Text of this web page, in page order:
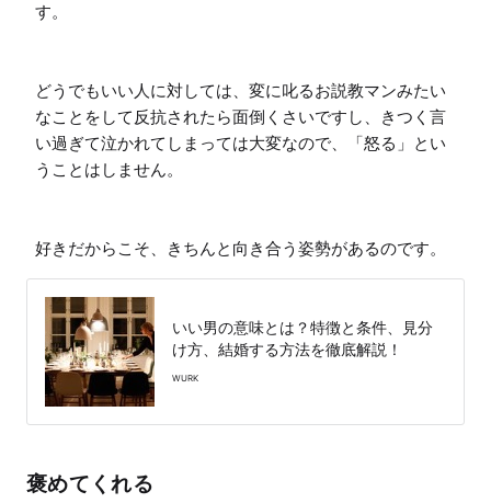
す。
どうでもいい人に対しては、変に叱るお説教マンみたい
なことをして反抗されたら面倒くさいですし、きつく言
い過ぎて泣かれてしまっては大変なので、「怒る」とい
うことはしません。
いい男の意味とは？特徴と条件、見分
け方、結婚する方法を徹底解説！
WURK
褒めてくれる